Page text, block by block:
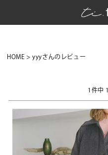
HOME yyyさんのレビュー
1 件中 1